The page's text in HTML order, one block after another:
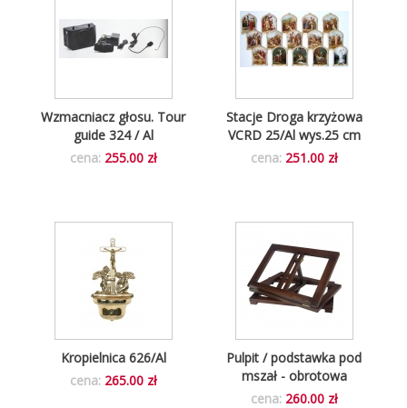
Stacje Droga krzyżowa
VCRD 25/Al wys.25 cm
cena: 251.00 zł
Wzmacniacz głosu. Tour
guide 324 / Al
cena: 255.00 zł
Pulpit / podstawka pod
mszał - obrotowa
cena: 260.00 zł
Kropielnica 626/Al
cena: 265.00 zł